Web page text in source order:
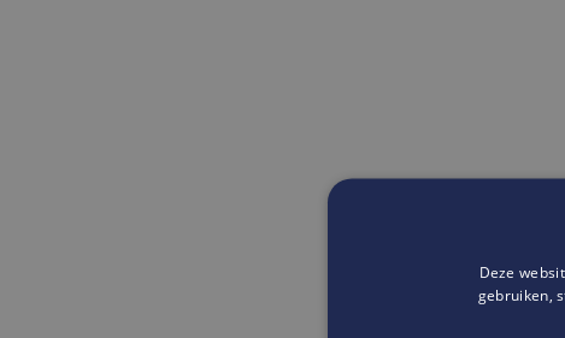
Deze
gebruiken,